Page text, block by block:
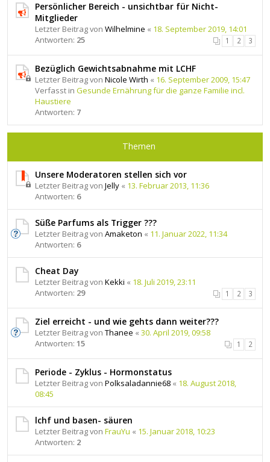
Persönlicher Bereich - unsichtbar für Nicht-
Mitglieder
Letzter Beitrag von Wilhelmine « 18. September 2019, 14:01
Antworten: 25 1 2 3
Bezüglich Gewichtsabnahme mit LCHF
Letzter Beitrag von Nicole Wirth « 16. September 2009, 15:47
Verfasst in Gesunde Ernährung für die ganze Familie incl.
Haustiere
Antworten: 7
Themen
Unsere Moderatoren stellen sich vor
Letzter Beitrag von Jelly « 13. Februar 2013, 11:36
Antworten: 6
Süße Parfums als Trigger ???
Letzter Beitrag von Amaketon « 11. Januar 2022, 11:34
Antworten: 6
Cheat Day
Letzter Beitrag von Kekki « 18. Juli 2019, 23:11
Antworten: 29 1 2 3
Ziel erreicht - und wie gehts dann weiter???
Letzter Beitrag von Thanee « 30. April 2019, 09:58
Antworten: 15 1 2
Periode - Zyklus - Hormonstatus
Letzter Beitrag von Polksaladannie68 « 18. August 2018,
08:45
lchf und basen- säuren
Letzter Beitrag von FrauYu « 15. Januar 2018, 10:23
Antworten: 2